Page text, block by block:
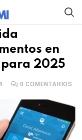
en
2025
0 COMENTARIOS